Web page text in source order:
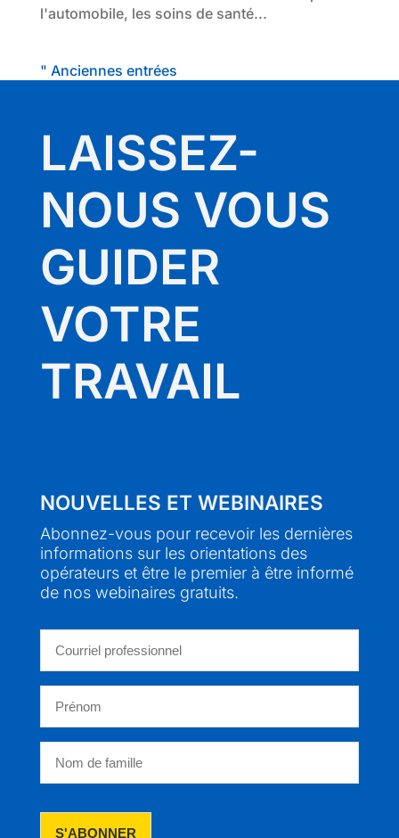
l'automobile, les soins de santé...
" Anciennes entrées
LAISSEZ-
NOUS VOUS
GUIDER
VOTRE
TRAVAIL
NOUVELLES ET WEBINAIRES
Abonnez-vous pour recevoir les dernières
informations sur les orientations des
opérateurs et être le premier à être informé
de nos webinaires gratuits.